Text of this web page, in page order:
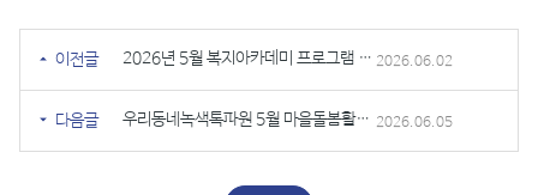
이전글 2026년 5월 복지아카데미 프로그램 진행 2026.06.02
다음글 우리동네녹색톡파원 5월 마을돌봄활동가 톡파원 활동 진행 2026.06.05